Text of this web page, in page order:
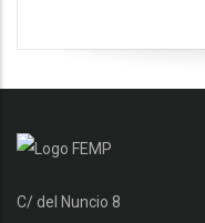
C/ del Nuncio 8